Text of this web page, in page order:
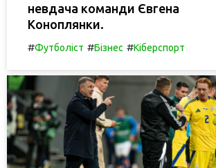
невдача команди Євгена
Коноплянки.
#Футболіст #Бізнес #Кіберспорт